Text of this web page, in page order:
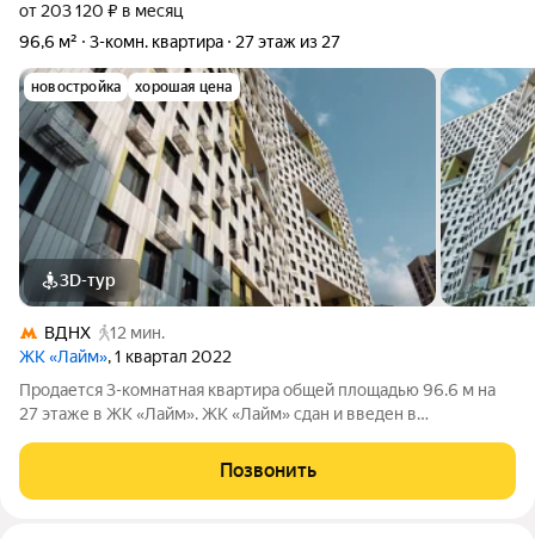
от 203 120 ₽ в месяц
96,6 м²
3-комн. квартира 27 этаж из 27
новостройка хорошая цена
3D-тур
ВДНХ
12 мин.
ЖК «Лайм», 1 квартал 2022
Продается 3-комнатная квартира общей площадью 96.6 м на
27 этаже в ЖК «Лайм». ЖК «Лайм» сдан и введен в
оплаты. В комплексе представлены функциональные
квартиры с открытой планировкой площадью от 43
Позвонить